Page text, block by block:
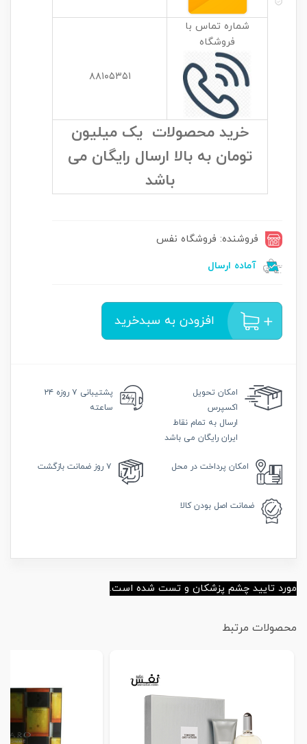
شماره تماس با
فروشگاه
۸۸۱۰۵۳۵۱
خرید محصولات یک میلیون
تومان به بالا ارسال رایگان می
باشد
فروشنده: فروشگاه نفس
آماده ارسال
افزودن به سبدخرید
امکان تحویل
اکسپرس
ارسال به تمام نقاط
ایران رایگان می باشد
پشتیبانی
۷ روزه ۲۴
ساعته
امکان پرداخت در محل ۷ روز ضمانت بازگشت
ضمانت اصل بودن کالا
مورد تایید چشم پزشکان و تست شده است.
محصولات مرتبط